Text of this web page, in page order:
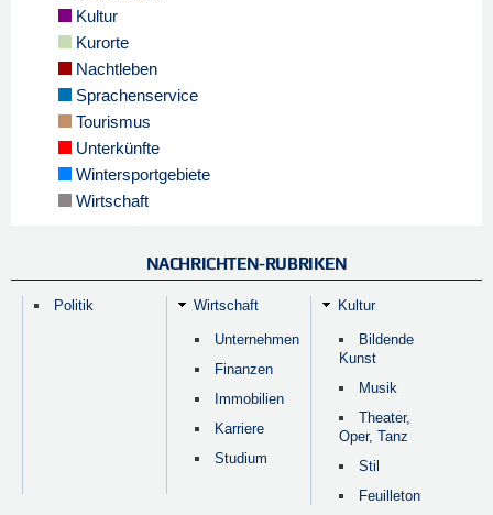
Kultur
Kurorte
Nachtleben
Sprachenservice
Tourismus
Unterkünfte
Wintersportgebiete
Wirtschaft
NACHRICHTEN-RUBRIKEN
Politik Wirtschaft
Unternehmen
Finanzen
Immobilien
Karriere
Studium
Kultur
Bildende
Kunst
Musik
Theater,
Oper, Tanz
Stil
Feuilleton